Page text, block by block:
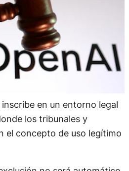
en un entorno legal
los tribunales y
el concepto de uso legítimo